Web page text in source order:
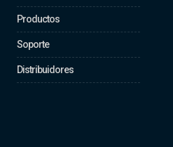
Productos
Soporte
Distribuidores